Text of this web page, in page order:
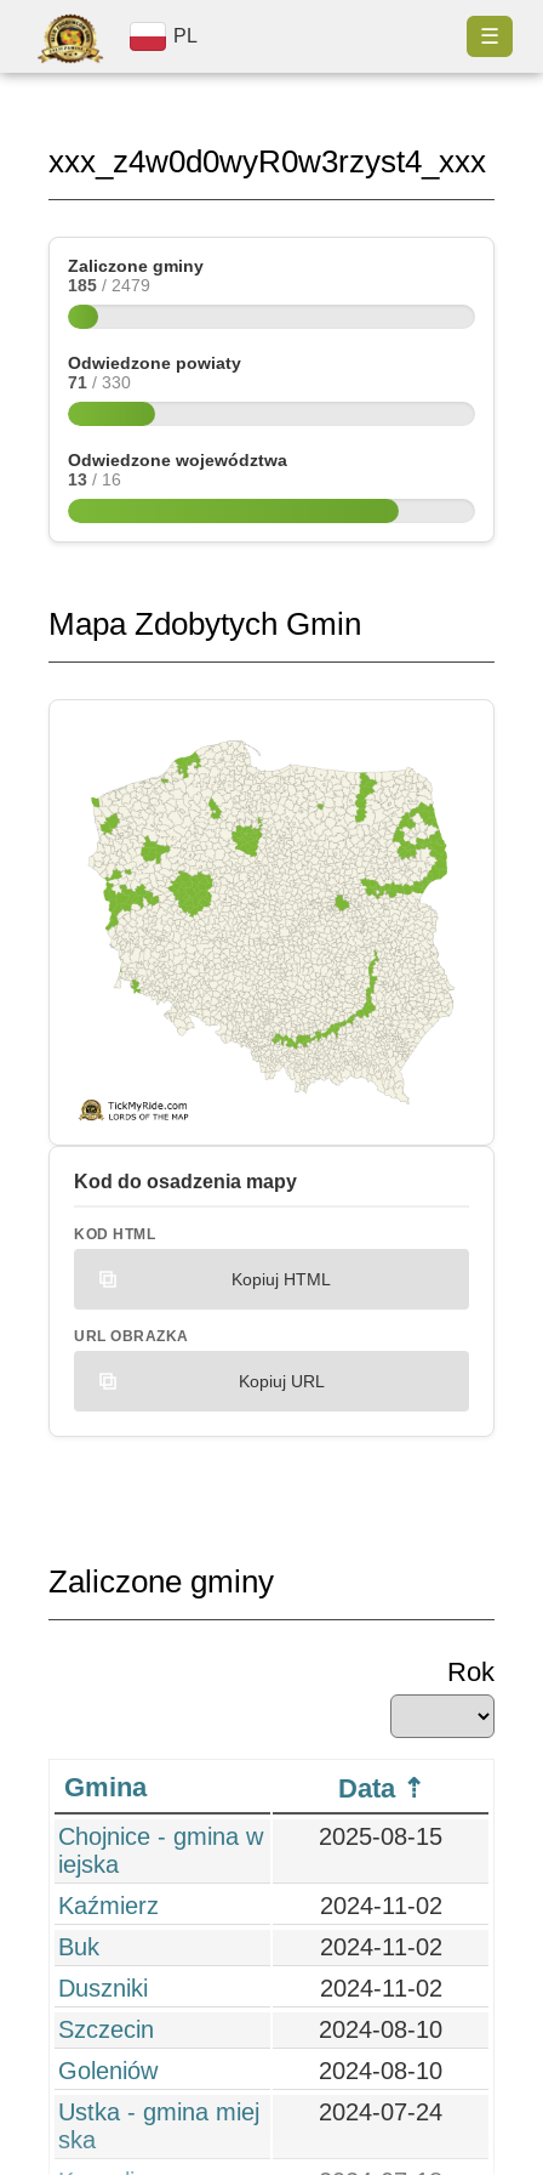
PL ☰
xxx_z4w0d0wyR0w3rzyst4_xxx
Zaliczone gminy
185 / 2479
Odwiedzone powiaty
71 / 330
Odwiedzone województwa
13 / 16
Mapa Zdobytych Gmin
Kod do osadzenia mapy
KOD HTML
Kopiuj HTML
URL OBRAZKA
Kopiuj URL
Zaliczone gminy
Rok
Gmina Data
Chojnice - gmina w
iejska
2025-08-15
Kaźmierz
2024-11-02
Buk
2024-11-02
Duszniki
2024-11-02
Szczecin
2024-08-10
Goleniów
2024-08-10
Ustka - gmina miej
ska
2024-07-24